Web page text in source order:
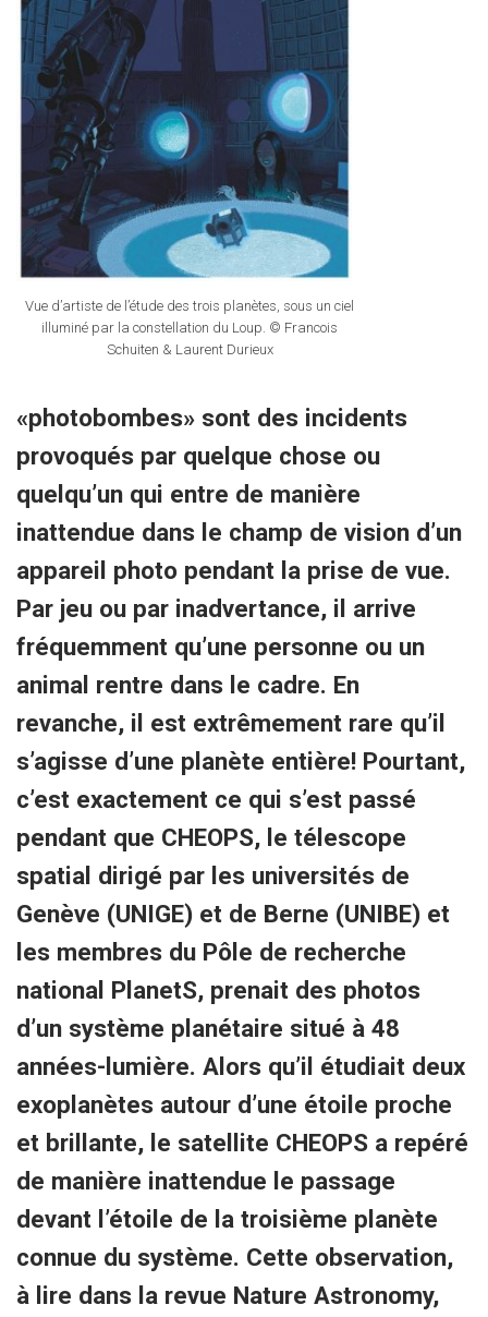
Vue d’artiste de l’étude des trois planètes, sous un ciel
illuminé par la constellation du Loup. © Francois
Schuiten & Laurent Durieux
«photobombes» sont des incidents
provoqués par quelque chose ou
quelqu’un qui entre de manière
inattendue dans le champ de vision d’un
appareil photo pendant la prise de vue.
Par jeu ou par inadvertance, il arrive
fréquemment qu’une personne ou un
animal rentre dans le cadre. En
revanche, il est extrêmement rare qu’il
s’agisse d’une planète entière! Pourtant,
c’est exactement ce qui s’est passé
pendant que CHEOPS, le télescope
spatial dirigé par les universités de
Genève (UNIGE) et de Berne (UNIBE) et
les membres du Pôle de recherche
national PlanetS, prenait des photos
d’un système planétaire situé à 48
années-lumière. Alors qu’il étudiait deux
exoplanètes autour d’une étoile proche
et brillante, le satellite CHEOPS a repéré
de manière inattendue le passage
devant l’étoile de la troisième planète
connue du système. Cette observation,
à lire dans la revue Nature Astronomy,